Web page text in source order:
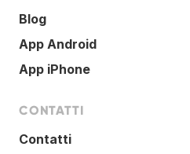
Blog
App Android
App iPhone
CONTATTI
Contatti